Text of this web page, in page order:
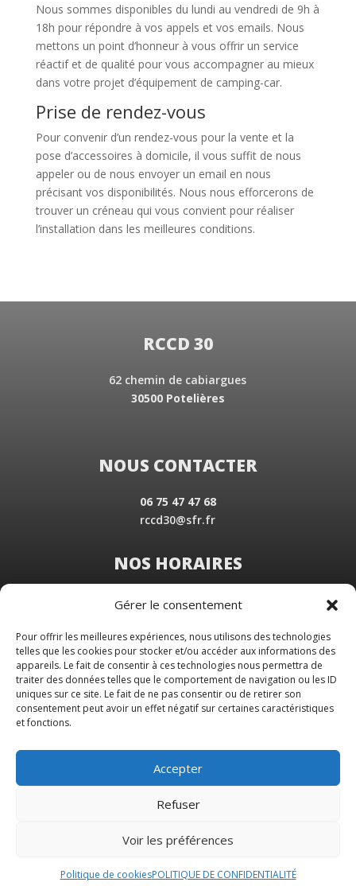
Gérer le consentement
Pour offrir les meilleures expériences, nous utilisons des technologies
telles que les cookies pour stocker et/ou accéder aux informations des
appareils. Le fait de consentir à ces technologies nous permettra de
traiter des données telles que le comportement de navigation ou les ID
uniques sur ce site. Le fait de ne pas consentir ou de retirer son
consentement peut avoir un effet négatif sur certaines caractéristiques
et fonctions.
Accepter
Refuser
Voir les préférences
Politique de cookiesPOLITIQUE DE CONFIDENTIALITÉ
Nous sommes disponibles du lundi au vendredi de 9h à
18h pour répondre à vos appels et vos emails. Nous
mettons un point d’honneur à vous offrir un service
réactif et de qualité pour vous accompagner au mieux
dans votre projet d’équipement de camping-car.
Prise de rendez-vous
Pour convenir d’un rendez-vous pour la vente et la
pose d’accessoires à domicile, il vous suffit de nous
appeler ou de nous envoyer un email en nous
précisant vos disponibilités. Nous nous efforcerons de
trouver un créneau qui vous convient pour réaliser
l’installation dans les meilleures conditions.
RCCD 30
62 chemin de cabiargues
30500 Potelières
NOUS CONTACTER
06 75 47 47 68
rccd30@sfr.fr
NOS HORAIRES
Du Lundi au Vendredi
Samedi sur rendez-vous
© 2026 M Development–Mentions légales